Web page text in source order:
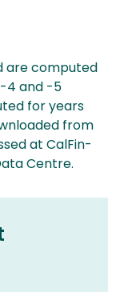
are computed
4 and -5
for years
from
at CalFin-
Centre.